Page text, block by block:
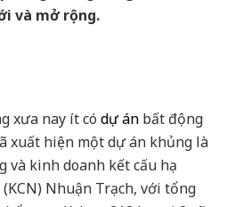
và mở rộng.
xưa nay ít có dự án bất động
xuất hiện một dự án khủng là
và kinh doanh kết cấu hạ
Nhuận Trạch, với tổng